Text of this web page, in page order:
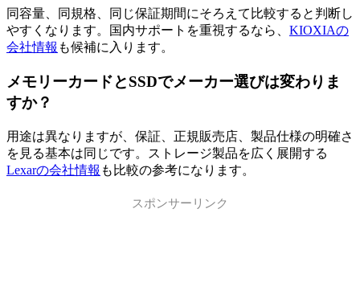
同容量、同規格、同じ保証期間にそろえて比較すると判断し
やすくなります。国内サポートを重視するなら、 KIOXIAの
会社情報 も候補に入ります。
メモリーカードとSSDでメーカー選びは変わりま
すか？
用途は異なりますが、保証、正規販売店、製品仕様の明確さ
を見る基本は同じです。ストレージ製品を広く展開する
Lexarの会社情報 も比較の参考になります。
スポンサーリンク